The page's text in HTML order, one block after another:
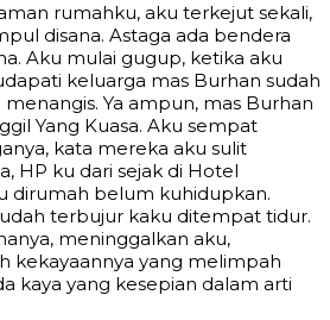
rumahku, aku terkejut sekali,
disana. Astaga ada bendera
Aku mulai gugup, ketika aku
keluarga mas Burhan sudah
Ya ampun, mas Burhan
Yang Kuasa. Aku sempat
kata mereka aku sulit
HP ku dari sejak di Hotel
dirumah belum kuhidupkan.
terbujur kaku ditempat tidur.
meninggalkan aku,
kekayaannya yang melimpah
kaya yang kesepian dalam arti